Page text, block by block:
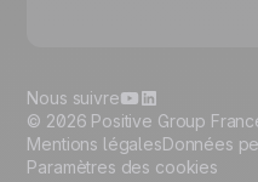
© 2026 Positive Group
Mentions légalesDonnées
Paramètres des cookies
Nous suivre